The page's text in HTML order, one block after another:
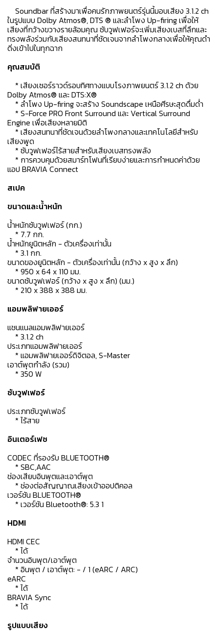
Soundbar ที่สร้างมาเพื่อคนรักภาพยนตร์รุ่นนี้มอบเสียง 3.1.2 ch
ในรูปแบบ Dolby Atmos®, DTS ® และลำโพง Up-firing เพื่อให้
เสียงที่กว้างขวางรายล้อมคุณ ซับวูฟเฟอร์จะเพิ่มเสียงเบสที่ลึกและ
ทรงพลังร่วมกับเสียงสนทนาที่ชัดเจนจากลำโพงกลางเพื่อให้คุณดำ
ดิ่งเข้าไปในทุกฉาก
คุณสมบัติ
* เสียงเซอร์ราวด์รอบทิศทางแบบโรงภาพยนตร์ 3.1.2 ch ด้วย
Dolby Atmos® และ DTS:X®
* ลำโพง Up-firing จะสร้าง Soundscape เหนือศีรษะสุดดื่มด่ำ
* S-Force PRO Front Surround และ Vertical Surround
Engine เพื่อเสียงหลายมิติ
* เสียงสนทนาที่ชัดเจนด้วยลำโพงกลางและเทคโนโลยีสำหรับ
เสียงพูด
* ซับวูฟเฟอร์ไร้สายสำหรับเสียงเบสทรงพลัง
* การควบคุมด้วยสมาร์ทโฟนที่เรียบง่ายและการกำหนดค่าด้วย
แอป BRAVIA Connect
สเปค
ขนาดและน้ำหนัก
น้ำหนักซับวูฟเฟอร์ (กก.)
* 7.7 กก.
น้ำหนักยูนิตหลัก - ตัวเครื่องเท่านั้น
* 3.1 กก.
ขนาดของยูนิตหลัก - ตัวเครื่องเท่านั้น (กว้าง x สูง x ลึก)
* 950 x 64 x 110 มม.
ขนาดซับวูฟเฟอร์ (กว้าง x สูง x ลึก) (มม.)
* 210 x 388 x 388 มม.
แอมพลิฟายเออร์
แชนแนลแอมพลิฟายเออร์
* 3.1.2 ch
ประเภทแอมพลิฟายเออร์
* แอมพลิฟายเออร์ดิจิตอล, S-Master
เอาต์พุตกำลัง (รวม)
* 350 W
ซับวูฟเฟอร์
ประเภทซับวูฟเฟอร์
* ไร้สาย
อินเตอร์เฟซ
CODEC ที่รองรับ BLUETOOTH®
* SBC,AAC
ช่องเสียบอินพุตและเอาต์พุต
* ช่องต่อสัญญาณเสียงเข้าออปติคอล
เวอร์ชัน BLUETOOTH®
* เวอร์ชัน Bluetooth®: 5.3 1
HDMI
HDMI CEC
* ได้
จำนวนอินพุต/เอาต์พุต
* อินพุต / เอาต์พุต: - / 1 (eARC / ARC)
eARC
* ได้
BRAVIA Sync
* ได้
รูปแบบเสียง